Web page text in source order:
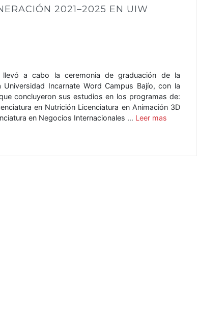
2021–2025 EN UIW
a cabo la ceremonia de graduación de la
Incarnate Word Campus Bajío, con la
concluyeron sus estudios en los programas de:
en Nutrición Licenciatura en Animación 3D
en Negocios Internacionales … Leer mas